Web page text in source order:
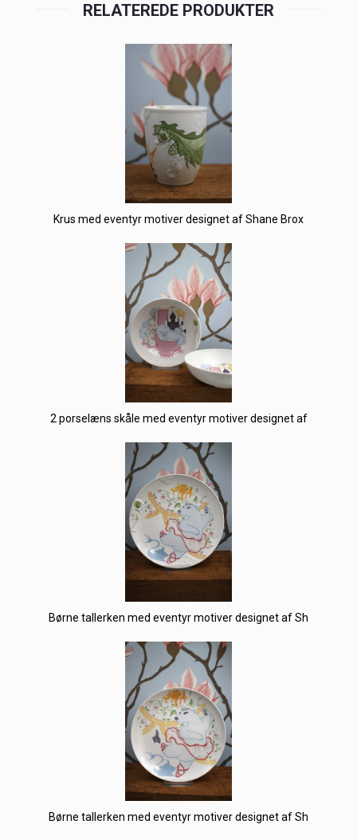
RELATEREDE PRODUKTER
Krus med eventyr motiver designet af Shane Brox
2 porselæns skåle med eventyr motiver designet af
Børne tallerken med eventyr motiver designet af Sh
Børne tallerken med eventyr motiver designet af Sh